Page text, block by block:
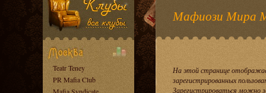
Teatr Teney
PR Mafia Club
Мафиози Мира
На этой странице
зарегистрированных
Зарегистрироваться можно